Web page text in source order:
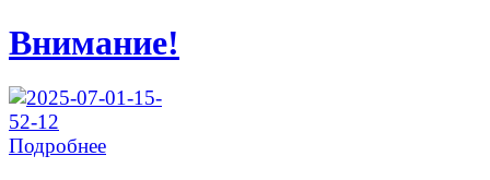
Внимание!
Подробнее